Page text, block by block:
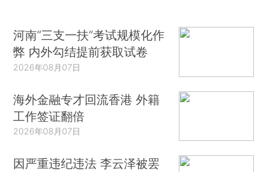
河南“三支一扶”考试规模化作
弊 内外勾结提前获取试卷
2026年08月07日
海外金融专才回流香港 外籍
工作签证翻倍
2026年08月07日
因严重违纪违法 李云泽被罢